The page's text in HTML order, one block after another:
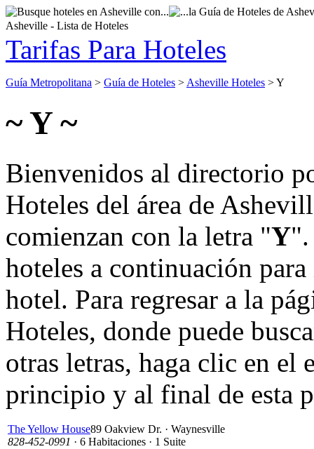
Asheville - Lista de Hoteles
Tarifas Para Hoteles
Guía Metropolitana > Guía de Hoteles > Asheville Hoteles > Y
~ Y ~
Bienvenidos al directorio
Hoteles del área de
comienzan con la letra "Y".
hoteles a continuación
hotel. Para regresar a la
Hoteles, donde puede
otras letras, haga clic en
principio y al final de esta
The Yellow House89 Oakview Dr. · Waynesville
828-452-0991 · 6 Habitaciones · 1 Suite